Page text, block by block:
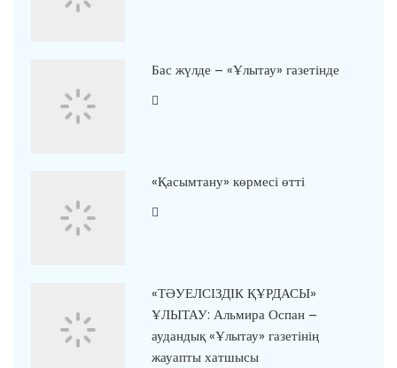
Бас жүлде – «Ұлытау» газетінде
«Қасымтану» көрмесі өтті
«ТӘУЕЛСІЗДІК ҚҰРДАСЫ»
ҰЛЫТАУ: Альмира Оспан –
аудандық «Ұлытау» газетінің
жауапты хатшысы